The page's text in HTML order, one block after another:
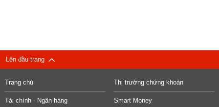
Lên đầu trang
Trang chủ Thị trường chứng khoán
Tài chính - Ngân hàng Smart Money